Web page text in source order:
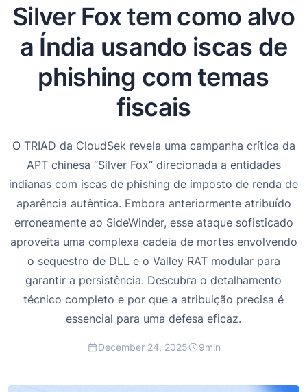
Silver Fox tem como alvo
a Índia usando iscas de
phishing com temas
fiscais
O TRIAD da CloudSek revela uma campanha crítica da
APT chinesa “Silver Fox” direcionada a entidades
indianas com iscas de phishing de imposto de renda de
aparência autêntica. Embora anteriormente atribuído
erroneamente ao SideWinder, esse ataque sofisticado
aproveita uma complexa cadeia de mortes envolvendo
o sequestro de DLL e o Valley RAT modular para
garantir a persistência. Descubra o detalhamento
técnico completo e por que a atribuição precisa é
essencial para uma defesa eficaz.
December 24, 2025 9min